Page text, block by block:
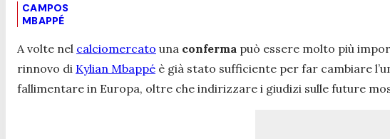
CAMPOS
MBAPPÉ
A volte nel calciomercato una conferma può essere molto più
rinnovo di Kylian Mbappé è già stato sufficiente per far cambiare
fallimentare in Europa, oltre che indirizzare i giudizi sulle future